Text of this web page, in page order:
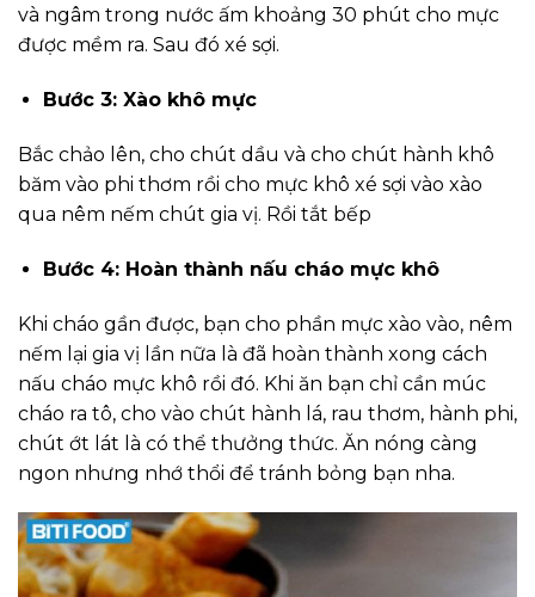
và ngâm trong nước ấm khoảng 30 phút cho mực
được mềm ra. Sau đó xé sợi.
Bước 3: Xào khô mực
Bắc chảo lên, cho chút dầu và cho chút hành khô
băm vào phi thơm rồi cho mực khô xé sợi vào xào
qua nêm nếm chút gia vị. Rồi tắt bếp
Bước 4: Hoàn thành nấu cháo mực khô
Khi cháo gần được, bạn cho phần mực xào vào, nêm
nếm lại gia vị lần nữa là đã hoàn thành xong cách
nấu cháo mực khô rồi đó. Khi ăn bạn chỉ cần múc
cháo ra tô, cho vào chút hành lá, rau thơm, hành phi,
chút ớt lát là có thể thưởng thức. Ăn nóng càng
ngon nhưng nhớ thổi để tránh bỏng bạn nha.